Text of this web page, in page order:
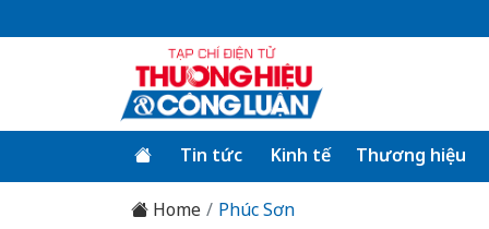
Tin tức Kinh tế Thương hiệu
Home Phúc Sơn